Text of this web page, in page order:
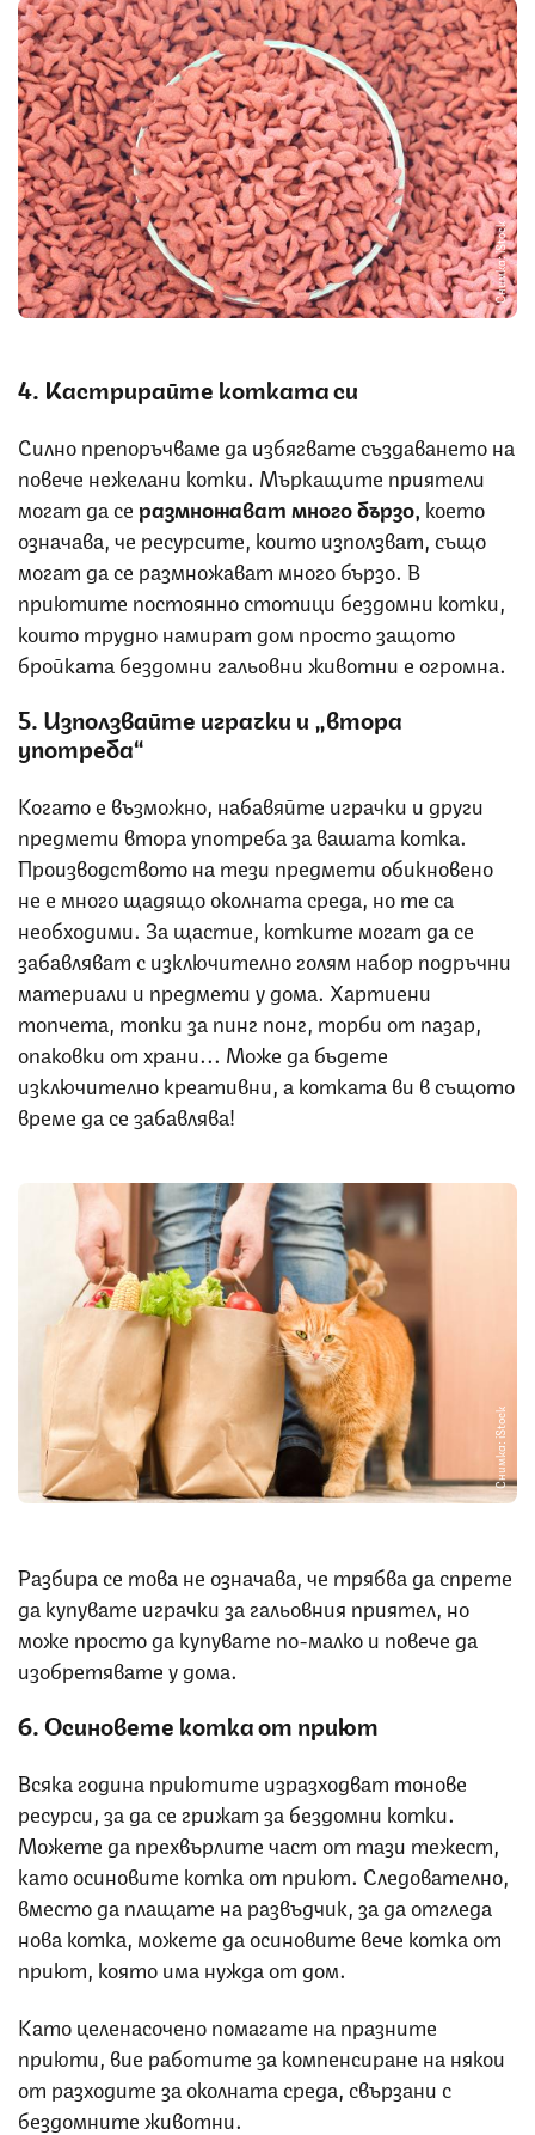
Снимка: iStock
4. Кастрирайте котката си
Силно препоръчваме да избягвате създаването на
повече нежелани котки. Мъркащите приятели
могат да се размножават много бързо, което
означава, че ресурсите, които използват, също
могат да се размножават много бързо. В
приютите постоянно стотици бездомни котки,
които трудно намират дом просто защото
бройката бездомни гальовни животни е огромна.
5. Използвайте играчки и „втора
употреба“
Когато е възможно, набавяйте играчки и други
предмети втора употреба за вашата котка.
Производството на тези предмети обикновено
не е много щадящо околната среда, но те са
необходими. За щастие, котките могат да се
забавляват с изключително голям набор подръчни
материали и предмети у дома. Хартиени
топчета, топки за пинг понг, торби от пазар,
опаковки от храни... Може да бъдете
изключително креативни, а котката ви в същото
време да се забавлява!
Снимка: iStock
Разбира се това не означава, че трябва да спрете
да купувате играчки за гальовния приятел, но
може просто да купувате по-малко и повече да
изобретявате у дома.
6. Осиновете котка от приют
Всяка година приютите изразходват тонове
ресурси, за да се грижат за бездомни котки.
Можете да прехвърлите част от тази тежест,
като осиновите котка от приют. Следователно,
вместо да плащате на развъдчик, за да отгледа
нова котка, можете да осиновите вече котка от
приют, която има нужда от дом.
Като целенасочено помагате на празните
приюти, вие работите за компенсиране на някои
от разходите за околната среда, свързани с
бездомните животни.